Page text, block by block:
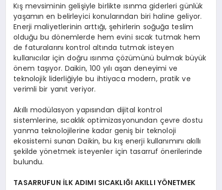
Kış mevsiminin gelişiyle birlikte ısınma giderleri günlük
yaşamın en belirleyici konularından biri haline geliyor.
Enerji maliyetlerinin arttığı, şehirlerin soğuğa teslim
olduğu bu dönemlerde hem evini sıcak tutmak hem
de faturalarını kontrol altında tutmak isteyen
kullanıcılar için doğru ısınma çözümünü bulmak büyük
önem taşıyor. Daikin, 100 yılı aşan deneyimi ve
teknolojik liderliğiyle bu ihtiyaca modern, pratik ve
verimli bir yanıt veriyor.
Akıllı modülasyon yapısından dijital kontrol
sistemlerine, sıcaklık optimizasyonundan çevre dostu
yanma teknolojilerine kadar geniş bir teknoloji
ekosistemi sunan Daikin, bu kış enerji kullanımını akıllı
şekilde yönetmek isteyenler için tasarruf önerilerinde
bulundu.
TASARRUFUN İLK ADIMI SICAKLIĞI AKILLI YÖNETMEK